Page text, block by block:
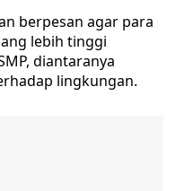
berpesan agar para
lebih tinggi
diantaranya
lingkungan.